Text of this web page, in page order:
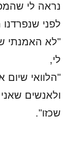
נראה לי
לפני
"לא האמנתי
לי,
"הלוואי שיום
ולאנשים
שכזו".